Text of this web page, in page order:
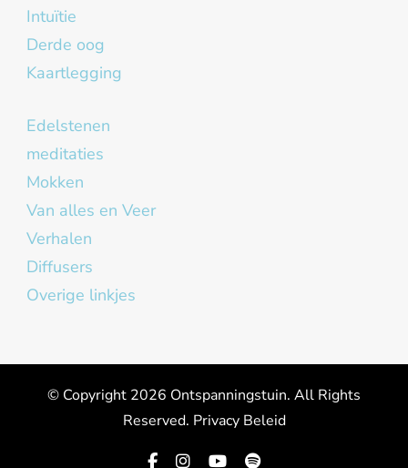
Intuïtie
Derde oog
Kaartlegging
Edelstenen
meditaties
Mokken
Van alles en Veer
Verhalen
Diffusers
Overige linkjes
© Copyright 2026 Ontspanningstuin. All Rights
Reserved. Privacy Beleid